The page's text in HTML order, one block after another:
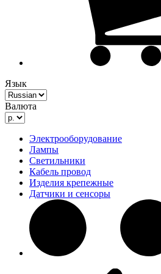
Язык
Валюта
Электрооборудование
Лампы
Светильники
Кабель провод
Изделия крепежные
Датчики и сенсоры